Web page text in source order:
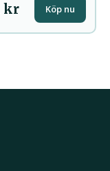
kr Köp nu